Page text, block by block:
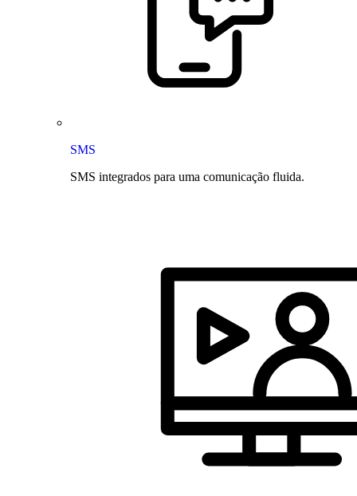
SMS
SMS integrados para uma comunicação fluida.